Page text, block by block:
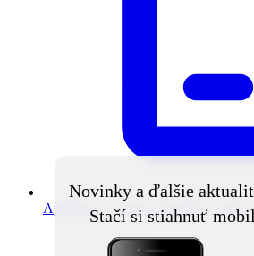
Aplikácia V obraze Novinky z obce
Novinky a ďalšie
Stačí si stiahnuť